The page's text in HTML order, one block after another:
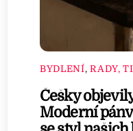
BYDLENÍ,RADY,
Češky
Moderní